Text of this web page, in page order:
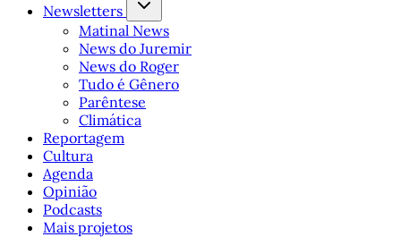
Newsletters
Matinal News
News do Juremir
News do Roger
Tudo é Gênero
Parêntese
Climática
Reportagem
Cultura
Agenda
Opinião
Podcasts
Mais projetos